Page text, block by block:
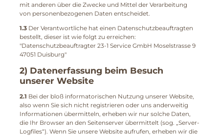
mit anderen über die Zwecke und Mittel der Verarbeitung
von personenbezogenen Daten entscheidet.
1.3 Der Verantwortliche hat einen Datenschutzbeauftragten
bestellt, dieser ist wie folgt zu erreichen:
"Datenschutzbeauftragter 23-1 Service GmbH Moselstrasse 9
47051 Duisburg"
2) Datenerfassung beim Besuch
unserer Website
2.1 Bei der bloß informatorischen Nutzung unserer Website,
also wenn Sie sich nicht registrieren oder uns anderweitig
Informationen übermitteln, erheben wir nur solche Daten,
die Ihr Browser an den Seitenserver übermittelt (sog. „Server-
Logfiles“). Wenn Sie unsere Website aufrufen, erheben wir die